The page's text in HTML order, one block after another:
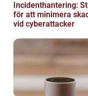
Incidenthantering:
för att minimera
vid cyberattacker